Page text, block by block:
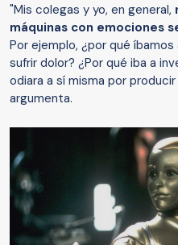
"Mis colegas y yo, en general,
máquinas con emociones
Por ejemplo, ¿por qué
sufrir dolor? ¿Por qué iba a
odiara a sí misma por
argumenta.